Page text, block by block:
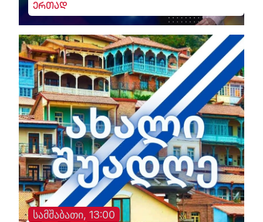
ერთად
სამშაბათი, 13:00